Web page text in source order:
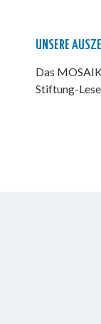
UNSERE
Das
Stiftung-